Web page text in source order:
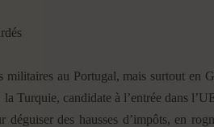
militaires au Portugal, mais surtout en
Turquie, candidate à l’entrée dans
déguiser des hausses d’impôts, en